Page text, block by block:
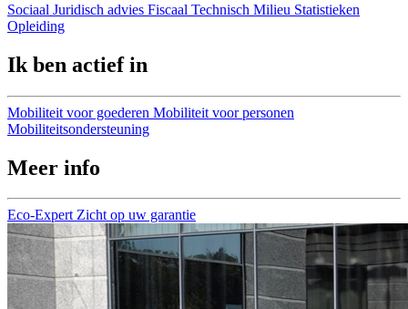
Sociaal Juridisch advies Fiscaal Technisch Milieu Statistieken
Opleiding
Ik ben actief in
Mobiliteit voor goederen Mobiliteit voor personen
Mobiliteitsondersteuning
Meer info
Eco-Expert Zicht op uw garantie